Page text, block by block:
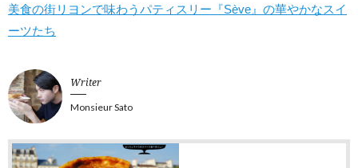
美食の街リヨンで味わうパティスリー『Sève』の華やかなスイ
ーツたち
Writer
Monsieur Sato